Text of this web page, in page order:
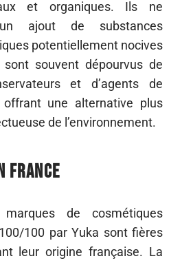
et organiques. Ils ne
ajout de substances
potentiellement nocives
souvent dépourvus de
et d’agents de
une alternative plus
de l’environnement.
France
de cosmétiques
100 par Yuka sont fières
leur origine française. La